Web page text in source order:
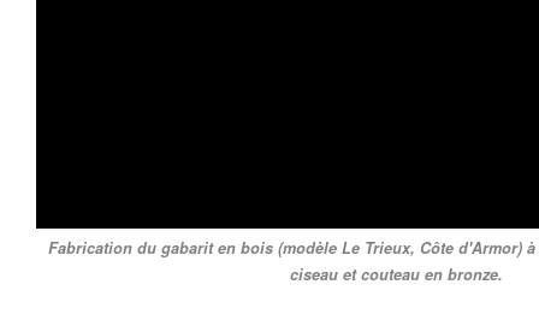
Fabrication du gabarit en bois (modèle Le Trieux, Côte d'Armor)
ciseau et couteau en bronze.